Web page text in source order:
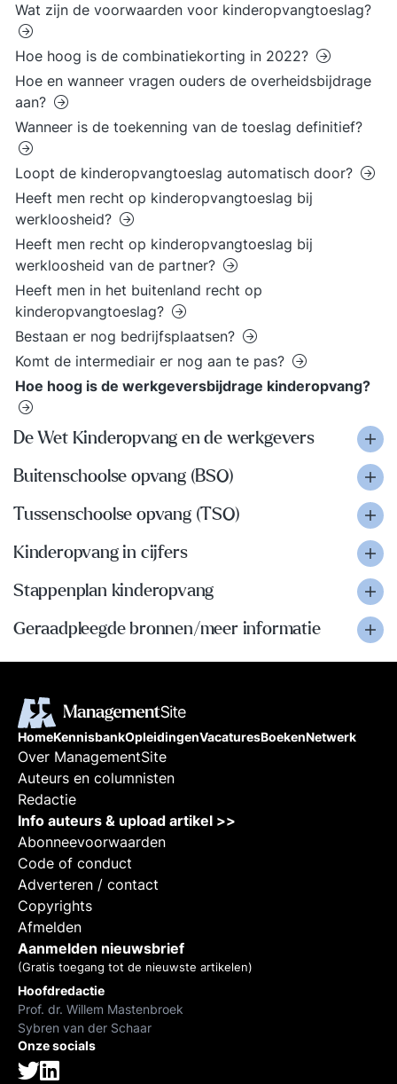
Wat zijn de voorwaarden voor kinderopvangtoeslag?
Hoe hoog is de combinatiekorting in 2022?
Hoe en wanneer vragen ouders de overheidsbijdrage
aan?
Wanneer is de toekenning van de toeslag definitief?
Loopt de kinderopvangtoeslag automatisch door?
Heeft men recht op kinderopvangtoeslag bij
werkloosheid?
Heeft men recht op kinderopvangtoeslag bij
werkloosheid van de partner?
Heeft men in het buitenland recht op
kinderopvangtoeslag?
Bestaan er nog bedrijfsplaatsen?
Komt de intermediair er nog aan te pas?
Hoe hoog is de werkgeversbijdrage kinderopvang?
De Wet Kinderopvang en de werkgevers
Buitenschoolse opvang (BSO)
Tussenschoolse opvang (TSO)
Kinderopvang in cijfers
Stappenplan kinderopvang
Geraadpleegde bronnen/meer informatie
HomeKennisbankOpleidingenVacaturesBoekenNetwerk
Over ManagementSite
Auteurs en columnisten
Redactie
Info auteurs & upload artikel >>
Abonneevoorwaarden
Code of conduct
Adverteren / contact
Copyrights
Afmelden
Aanmelden nieuwsbrief
(Gratis toegang tot de nieuwste artikelen)
Hoofdredactie
Prof. dr. Willem Mastenbroek
Sybren van der Schaar
Onze socials